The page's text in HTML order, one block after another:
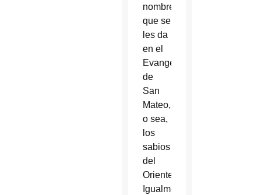
nombre
que se
les da
en el
Evangelio
de
San
Mateo,
o sea,
los
sabios
del
Oriente.
Igualmente